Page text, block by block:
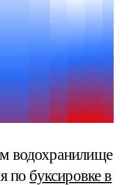
водохранилище
по буксировке в